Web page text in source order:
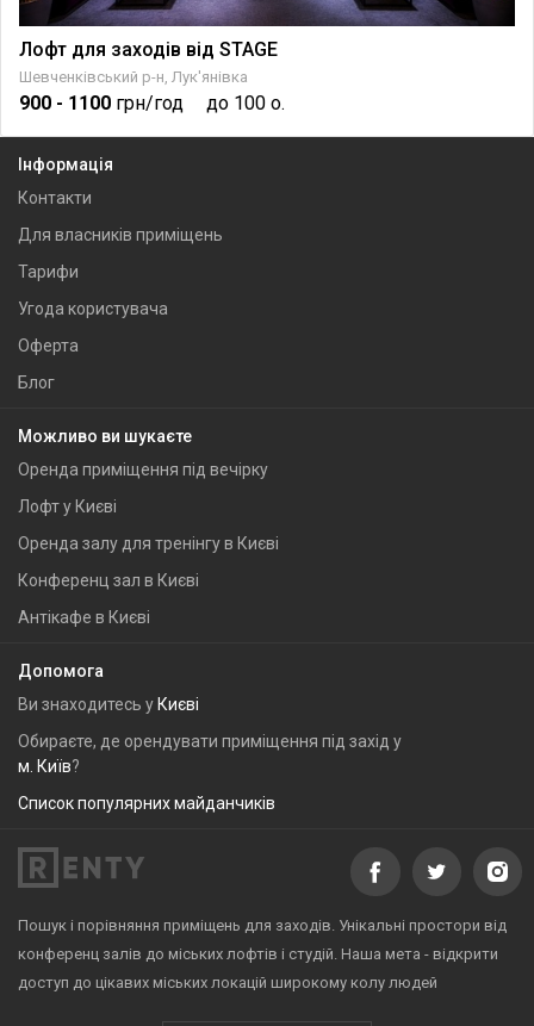
Лофт для заходів від STAGE
Шевченківський р-н, Лук'янівка
900 - 1100 грн/год до 100 о.
Інформація
Контакти
Для власників приміщень
Тарифи
Угода користувача
Оферта
Блог
Можливо ви шукаєте
Оренда приміщення під вечірку
Лофт у Києві
Оренда залу для тренінгу в Києві
Конференц зал в Києві
Антікафе в Києві
Допомога
Ви знаходитесь у Києві
Обираєте, де орендувати приміщення під захід у
м. Київ?
Список популярних майданчиків
Пошук і порівняння приміщень для заходів. Унікальні простори від
конференц залів до міських лофтів і студій. Наша мета - відкрити
доступ до цікавих міських локацій широкому колу людей